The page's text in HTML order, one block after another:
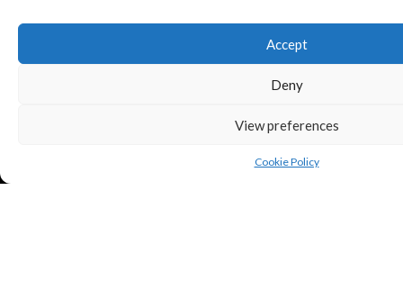
Accept
Deny
View preferences
Cookie Policy